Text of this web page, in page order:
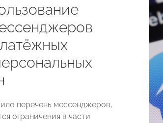
перечень мессенджеров,
ограничения в части